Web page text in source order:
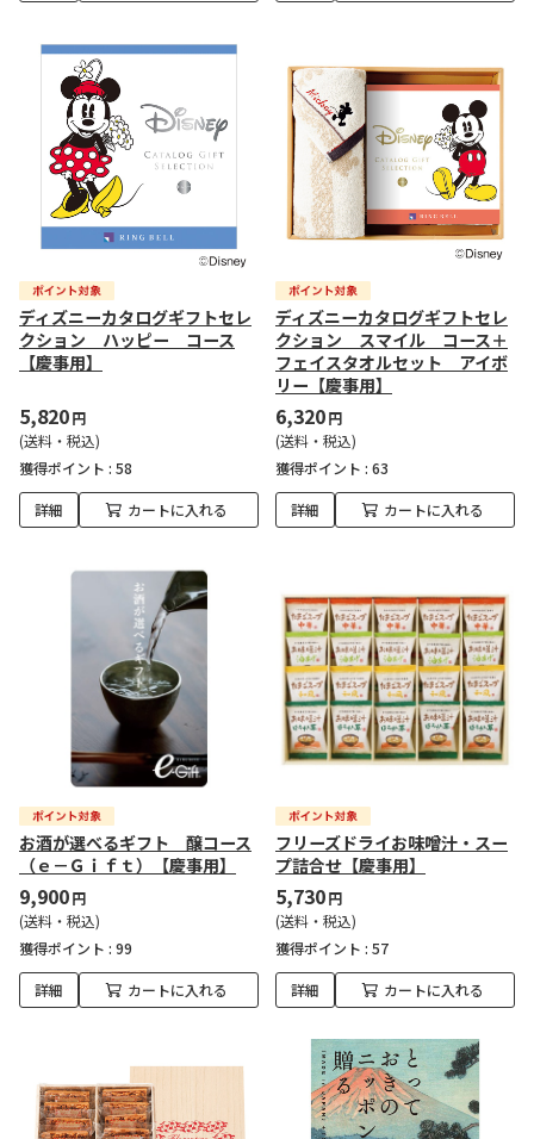
ディズニーカタログギフトセレ
クション ハッピー コース
【慶事用】
5,820円
(送料・税込)
獲得ポイント : 58
詳細 カートに入れる
ディズニーカタログギフトセレ
クション スマイル コース＋
フェイスタオルセット アイボ
リー【慶事用】
6,320円
(送料・税込)
獲得ポイント : 63
詳細 カートに入れる
お酒が選べるギフト 醸コース
（ｅ－Ｇｉｆｔ）【慶事用】
9,900円
(送料・税込)
獲得ポイント : 99
詳細 カートに入れる
フリーズドライお味噌汁・スー
プ詰合せ【慶事用】
5,730円
(送料・税込)
獲得ポイント : 57
詳細 カートに入れる